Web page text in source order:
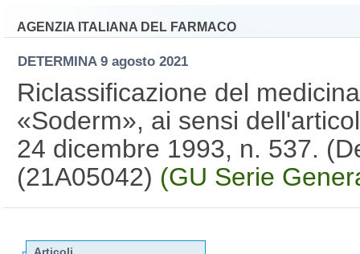
AGENZIA ITALIANA DEL FARMACO
DETERMINA 9 agosto 2021
Riclassificazione del
«Soderm», ai sensi
24 dicembre 1993, n. 537.
(21A05042) (GU Serie